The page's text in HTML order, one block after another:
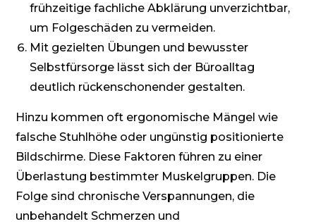
frühzeitige fachliche Abklärung unverzichtbar,
um Folgeschäden zu vermeiden.
Mit gezielten Übungen und bewusster
Selbstfürsorge lässt sich der Büroalltag
deutlich rückenschonender gestalten.
Hinzu kommen oft ergonomische Mängel wie
falsche Stuhlhöhe oder ungünstig positionierte
Bildschirme. Diese Faktoren führen zu einer
Überlastung bestimmter Muskelgruppen. Die
Folge sind chronische Verspannungen, die
unbehandelt Schmerzen und